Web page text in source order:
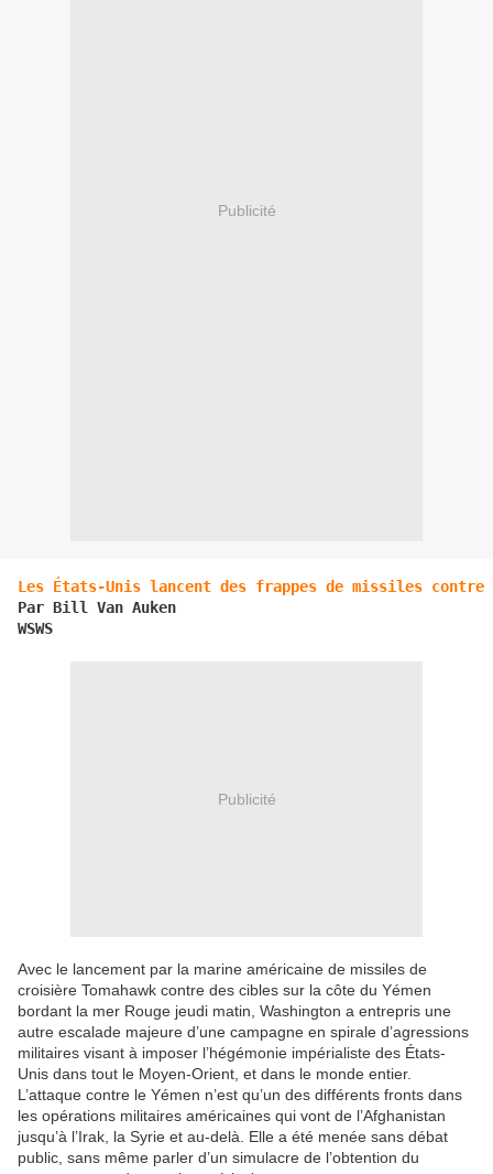
Publicité
Les États-Unis lancent des frappes de missiles contre
Par Bill Van Auken
WSWS
Publicité
Avec le lancement par la marine américaine de missiles de
croisière Tomahawk contre des cibles sur la côte du Yémen
bordant la mer Rouge jeudi matin, Washington a entrepris une
autre escalade majeure d’une campagne en spirale d’agressions
militaires visant à imposer l’hégémonie impérialiste des États-
Unis dans tout le Moyen-Orient, et dans le monde entier.
L’attaque contre le Yémen n’est qu’un des différents fronts dans
les opérations militaires américaines qui vont de l’Afghanistan
jusqu’à l’Irak, la Syrie et au-delà. Elle a été menée sans débat
public, sans même parler d’un simulacre de l’obtention du